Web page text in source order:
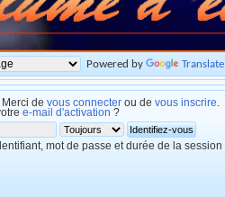
Powered by Translate
. Merci de vous connecter ou de vous inscrire
e-mail d'activation ?
mot de passe et durée de la session